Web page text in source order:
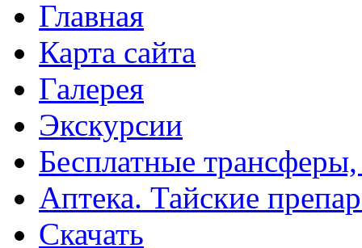
Главная
Карта сайта
Галерея
Экскурсии
Бесплатные
Аптека. Тайские
Скачать